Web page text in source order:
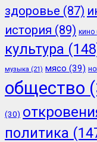
здоровье (87)
история (89) кино
культура
музыка (21) мясо (39)
общество
(30)
политика